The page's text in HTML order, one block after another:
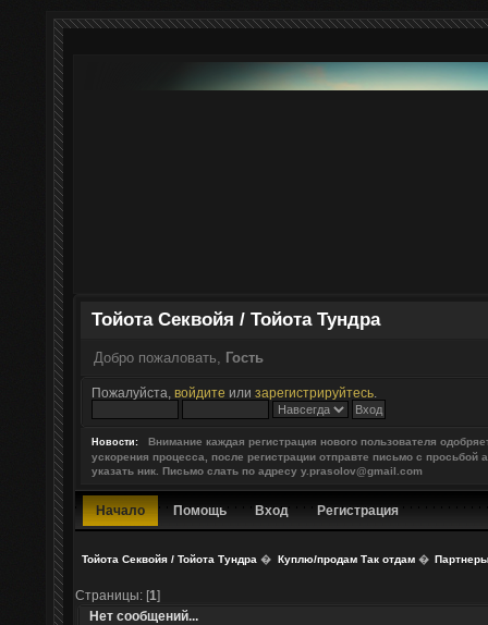
Тойота Секвойя / Тойота Тундра
Добро пожаловать, Гость
Пожалуйста,войдите илизарегистрируйтесь
Новости:
Внимание каждая регистрация нового пользователя
ускорения процесса, после регистрации отправте письмо с просьбой
указать ник. Письмо слать по адресу y.prasolov@gmail.com
Начало Помощь Вход Регистрация
Тойота Секвойя / Тойота Тундра � Куплю/продам Так отдам�
Страницы: [1]
Нет сообщений...